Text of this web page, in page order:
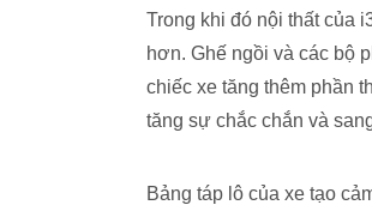
Trong khi đó nội thất của
hơn. Ghế ngồi và các bộ
chiếc xe tăng thêm phần
tăng sự chắc chắn và
Bảng táp lô của xe tạo